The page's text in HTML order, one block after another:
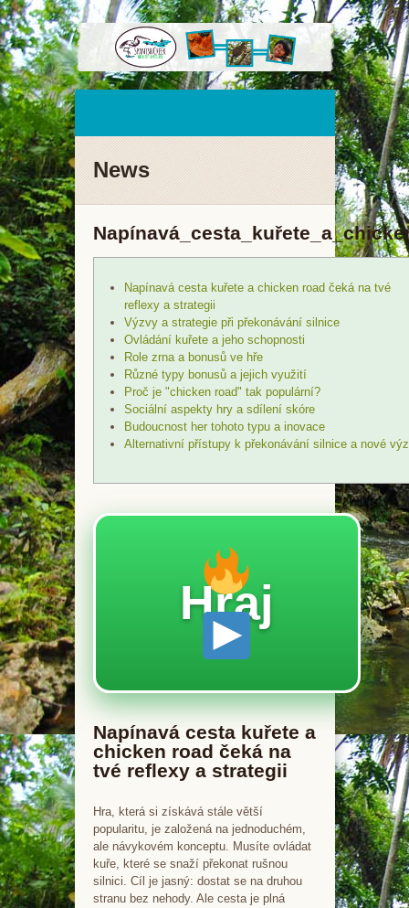
News
Napínavá cesta kuřete a chicken road čeká na tvé
reflexy a strategii
Výzvy a strategie při překonávání silnice
Ovládání kuřete a jeho schopnosti
Role zrna a bonusů ve hře
Různé typy bonusů a jejich využití
Proč je "chicken road" tak populární?
Sociální aspekty hry a sdílení skóre
Budoucnost her tohoto typu a inovace
Alternativní přístupy k překonávání silnice a nové
Hraj
Napínavá cesta kuřete a
chicken road čeká na
tvé reflexy a strategii
Hra, která si získává stále větší
popularitu, je založená na jednoduchém,
ale návykovém konceptu. Musíte ovládat
kuře, které se snaží překonat rušnou
silnici. Cíl je jasný: dostat se na druhou
stranu bez nehody. Ale cesta je plná